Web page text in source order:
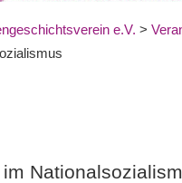
e.V. >